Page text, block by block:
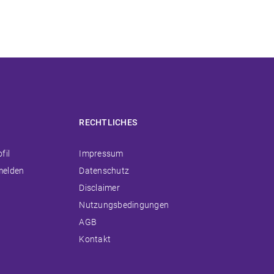
RECHTLICHES
Navigation
überspringen
Impressum
Datenschutz
Disclaimer
Nutzungsbedingungen
AGB
Kontakt